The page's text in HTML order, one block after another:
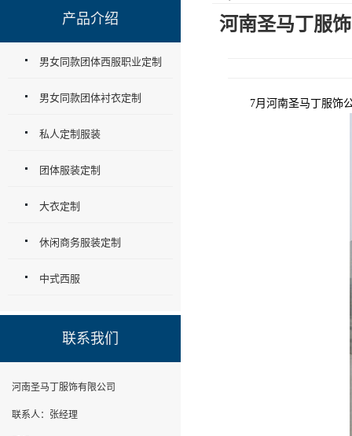
河南圣马丁服
7月河南圣马丁服饰公
产品介绍
男女同款团体西服职业定制
男女同款团体衬衣定制
私人定制服装
团体服装定制
大衣定制
休闲商务服装定制
中式西服
联系我们
河南圣马丁服饰有限公司
联系人：张经理